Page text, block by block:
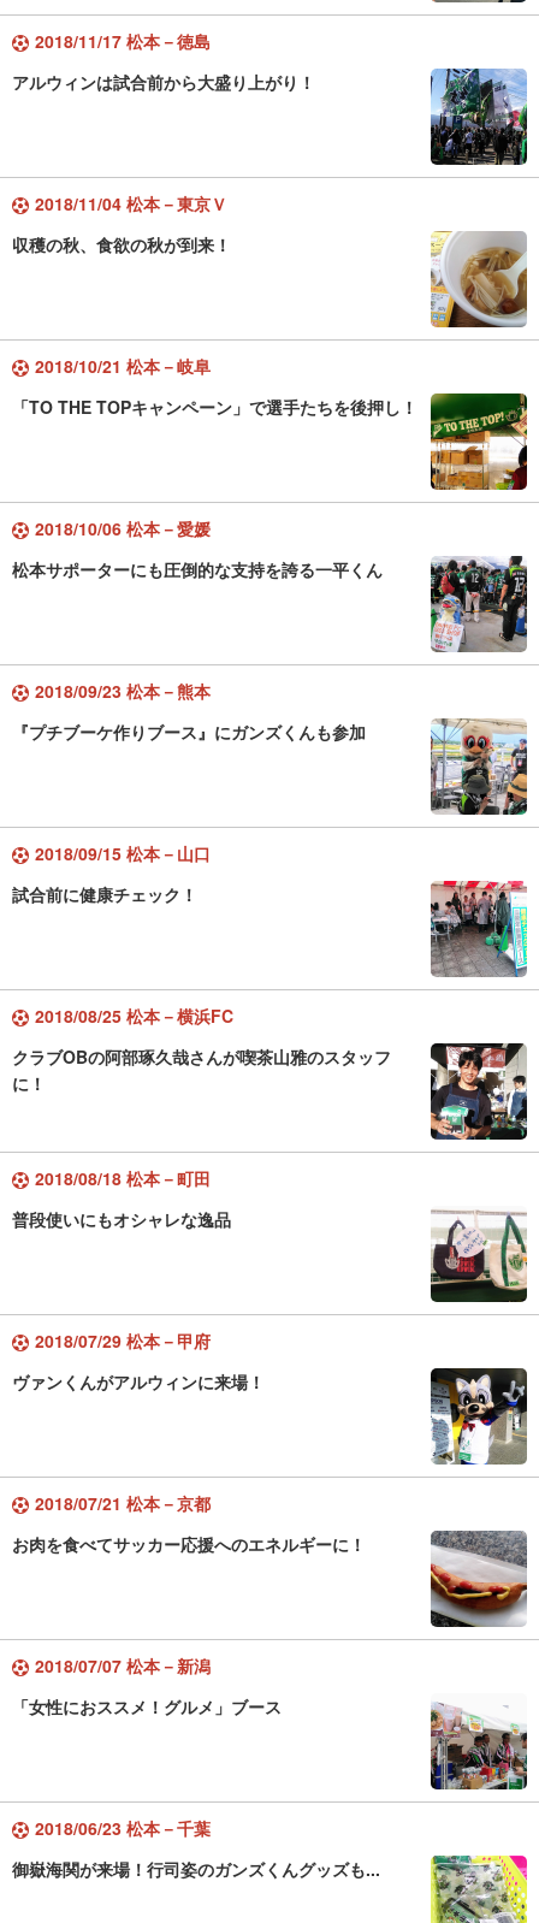
2018/11/17 松本－徳島
アルウィンは試合前から大盛り上がり！
2018/11/04 松本－東京Ｖ
収穫の秋、食欲の秋が到来！
2018/10/21 松本－岐阜
「TO THE TOPキャンペーン」で選手たちを後押し！
2018/10/06 松本－愛媛
松本サポーターにも圧倒的な支持を誇る一平くん
2018/09/23 松本－熊本
『プチブーケ作りブース』にガンズくんも参加
2018/09/15 松本－山口
試合前に健康チェック！
2018/08/25 松本－横浜FC
クラブOBの阿部琢久哉さんが喫茶山雅のスタッフ
に！
2018/08/18 松本－町田
普段使いにもオシャレな逸品
2018/07/29 松本－甲府
ヴァンくんがアルウィンに来場！
2018/07/21 松本－京都
お肉を食べてサッカー応援へのエネルギーに！
2018/07/07 松本－新潟
「女性におススメ！グルメ」ブース
2018/06/23 松本－千葉
御嶽海関が来場！行司姿のガンズくんグッズも...